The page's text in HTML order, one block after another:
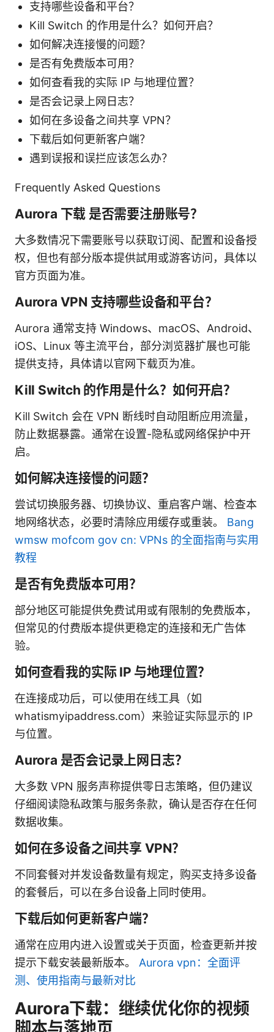
支持哪些设备和平台？
Kill Switch 的作用是什么？如何开启？
如何解决连接慢的问题？
是否有免费版本可用？
如何查看我的实际 IP 与地理位置？
是否会记录上网日志？
如何在多设备之间共享 VPN？
下载后如何更新客户端？
遇到误报和误拦应该怎么办？
Frequently Asked Questions
Aurora 下载 是否需要注册账号？
大多数情况下需要账号以获取订阅、配置和设备授
权，但也有部分版本提供試用或游客访问，具体以
官方页面为准。
Aurora VPN 支持哪些设备和平台？
Aurora 通常支持 Windows、macOS、Android、
iOS、Linux 等主流平台，部分浏览器扩展也可能
提供支持，具体请以官网下载页为准。
Kill Switch 的作用是什么？如何开启？
Kill Switch 会在 VPN 断线时自动阻断应用流量，
防止数据暴露。通常在设置-隐私或网络保护中开
启。
如何解决连接慢的问题？
尝试切换服务器、切换协议、重启客户端、检查本
地网络状态，必要时清除应用缓存或重装。 Bang
wmsw mofcom gov cn: VPNs 的全面指南与实用
教程
是否有免费版本可用？
部分地区可能提供免费试用或有限制的免费版本，
但常见的付费版本提供更稳定的连接和无广告体
验。
如何查看我的实际 IP 与地理位置？
在连接成功后，可以使用在线工具（如
whatismyipaddress.com）来验证实际显示的 IP
与位置。
Aurora 是否会记录上网日志？
大多数 VPN 服务声称提供零日志策略，但仍建议
仔细阅读隐私政策与服务条款，确认是否存在任何
数据收集。
如何在多设备之间共享 VPN？
不同套餐对并发设备数量有规定，购买支持多设备
的套餐后，可以在多台设备上同时使用。
下载后如何更新客户端？
通常在应用内进入设置或关于页面，检查更新并按
提示下载安装最新版本。 Aurora vpn：全面评
测、使用指南与最新对比
Aurora下载：继续优化你的视频
脚本与落地页